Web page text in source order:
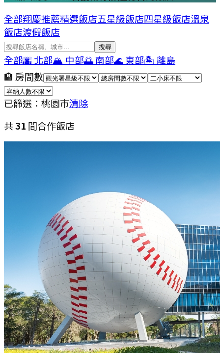
全部翔慶推薦精選飯店五星級飯店四星級飯店溫泉
飯店渡假飯店
搜尋
全部🌆 北部🏔 中部🌅南部🌊東部🏝 離島
🏨 房間數
已篩選： 桃園市清除
共31 間合作飯店